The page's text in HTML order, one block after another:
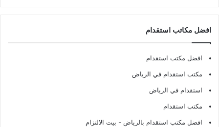
افضل مكاتب استقدام
افضل مكتب استقدام
مكتب استقدام في الرياض
استقدام في الرياض
مكتب استقدام
افضل مكتب استقدام بالرياض - بيت الالتزام